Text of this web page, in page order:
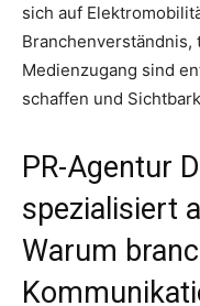
sich auf
Medienzugang sind
schaffen und
PR-Agentur
spezialisiert
Warum